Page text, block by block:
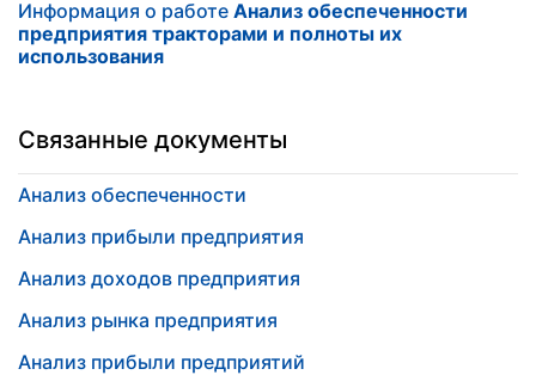
Информация о работе Анализ обеспеченности
предприятия тракторами и полноты их
использования
Связанные документы
Анализ обеспеченности
Анализ прибыли предприятия
Анализ доходов предприятия
Анализ рынка предприятия
Анализ прибыли предприятий